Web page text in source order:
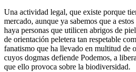
Una actividad legal, que existe porque
mercado, aunque ya sabemos que a
haya personas que utilicen abrigos de
de orientación peletera tan respetable
fanatismo que ha llevado en multitud de
cuyos dogmas defiende Podemos, a
que ello provoca sobre la biodiversidad.